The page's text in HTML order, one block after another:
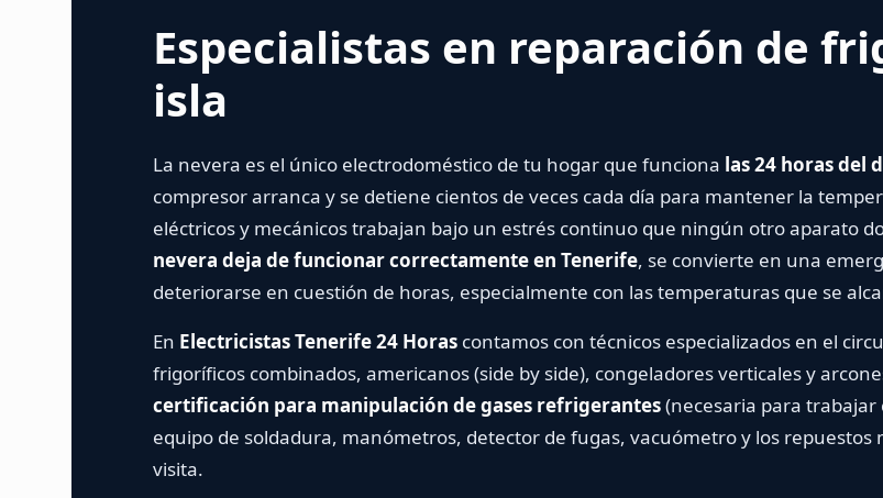
Especialistas en reparación de
isla
La nevera es el único electrodoméstico de tu hogar que funciona las 24 horas del
compresor arranca y se detiene cientos de veces cada día para mantener la
eléctricos y mecánicos trabajan bajo un estrés continuo que ningún otro aparato
nevera deja de funcionar correctamente en Tenerife, se convierte en una
deteriorarse en cuestión de horas, especialmente con las temperaturas que se
En Electricistas Tenerife 24 Horascontamos con técnicos especializados en el
frigoríficos combinados, americanos (side by side), congeladores verticales y
certificación para manipulación de gases refrigerantes(necesaria para trabajar
equipo de soldadura, manómetros, detector de fugas, vacuómetro y los
visita.